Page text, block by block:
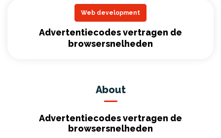
Web development
Advertentiecodes vertragen de
browsersnelheden
About
Advertentiecodes vertragen de
browsersnelheden